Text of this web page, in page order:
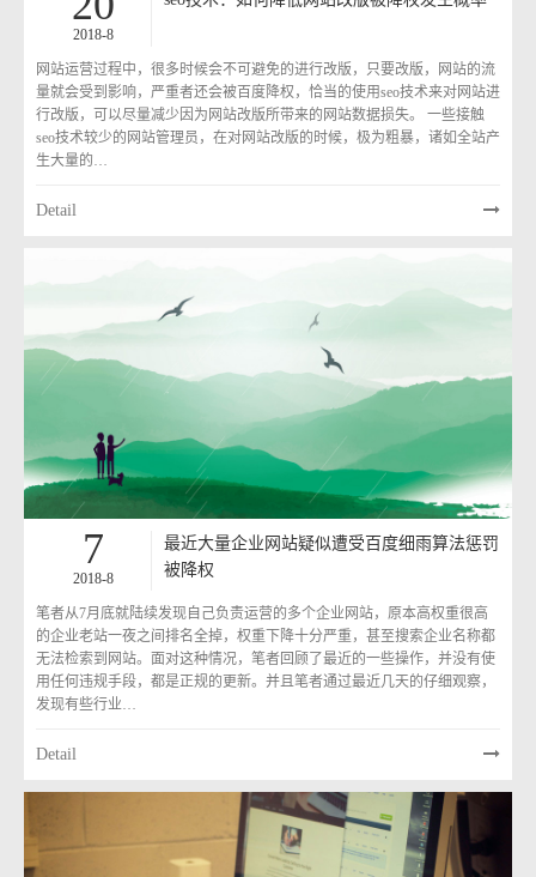
2018-8
网站运营过程中，很多时候会不可避免的进行改版，只要改版，网站的流
量就会受到影响，严重者还会被百度降权，恰当的使用seo技术来对网站进
行改版，可以尽量减少因为网站改版所带来的网站数据损失。 一些接触
seo技术较少的网站管理员，在对网站改版的时候，极为粗暴，诸如全站产
生大量的…
Detail
7
2018-8
最近大量企业网站疑似遭受百度细雨算法惩罚
被降权
笔者从7月底就陆续发现自己负责运营的多个企业网站，原本高权重很高
的企业老站一夜之间排名全掉，权重下降十分严重，甚至搜索企业名称都
无法检索到网站。面对这种情况，笔者回顾了最近的一些操作，并没有使
用任何违规手段，都是正规的更新。并且笔者通过最近几天的仔细观察，
发现有些行业…
Detail